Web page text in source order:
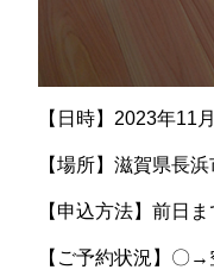
【日時】2023年11
【場所】滋賀県長
【申込方法】前日
【ご予約状況】 〇→